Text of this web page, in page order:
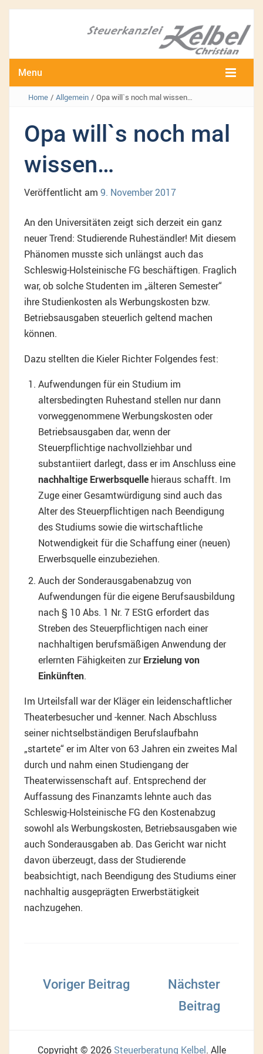
Menu
Home / Allgemein / Opa will`s noch mal wissen…
Opa will`s noch mal
wissen…
Veröffentlicht am 9. November 2017
An den Universitäten zeigt sich derzeit ein ganz
neuer Trend: Studierende Ruheständler! Mit diesem
Phänomen musste sich unlängst auch das
Schleswig-Holsteinische FG beschäftigen. Fraglich
war, ob solche Studenten im „älteren Semester“
ihre Studienkosten als Werbungskosten bzw.
Betriebsausgaben steuerlich geltend machen
können.
Dazu stellten die Kieler Richter Folgendes fest:
Aufwendungen für ein Studium im
altersbedingten Ruhestand stellen nur dann
vorweggenommene Werbungskosten oder
Betriebsausgaben dar, wenn der
Steuerpflichtige nachvollziehbar und
substantiiert darlegt, dass er im Anschluss eine
nachhaltige Erwerbsquelle hieraus schafft. Im
Zuge einer Gesamtwürdigung sind auch das
Alter des Steuerpflichtigen nach Beendigung
des Studiums sowie die wirtschaftliche
Notwendigkeit für die Schaffung einer (neuen)
Erwerbsquelle einzubeziehen.
Auch der Sonderausgabenabzug von
Aufwendungen für die eigene Berufsausbildung
nach § 10 Abs. 1 Nr. 7 EStG erfordert das
Streben des Steuerpflichtigen nach einer
nachhaltigen berufsmäßigen Anwendung der
erlernten Fähigkeiten zurErzielung von
Einkünften.
Im Urteilsfall war der Kläger ein leidenschaftlicher
Theaterbesucher und -kenner. Nach Abschluss
seiner nichtselbständigen Berufslaufbahn
„startete“ er im Alter von 63 Jahren ein zweites Mal
durch und nahm einen Studiengang der
Theaterwissenschaft auf. Entsprechend der
Auffassung des Finanzamts lehnte auch das
Schleswig-Holsteinische FG den Kostenabzug
sowohl als Werbungskosten, Betriebsausgaben wie
auch Sonderausgaben ab. Das Gericht war nicht
davon überzeugt, dass der Studierende
beabsichtigt, nach Beendigung des Studiums einer
nachhaltig ausgeprägten Erwerbstätigkeit
nachzugehen.
Copyright © 2026 Steuerberatung Kelbel. Alle